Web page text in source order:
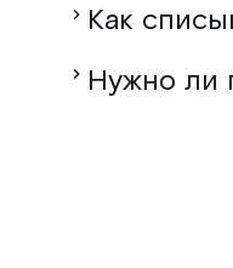
Как
Нужно ли